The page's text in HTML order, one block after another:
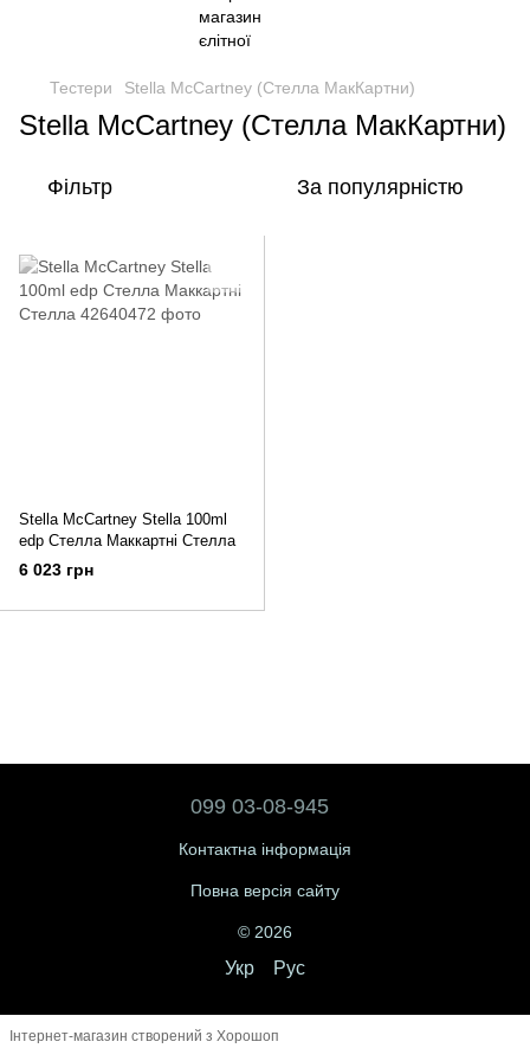
Тестери Stella McCartney (Стелла МакКартни)
Stella McCartney (Стелла МакКартни)
Фільтр За популярністю
Stella McCartney Stella 100ml
edp Стелла Маккартні Стелла
6 023 грн
099 03-08-945
Контактна інформація
Повна версія сайту
© 2026
Укр Рус
Інтернет-магазин створений з Хорошоп